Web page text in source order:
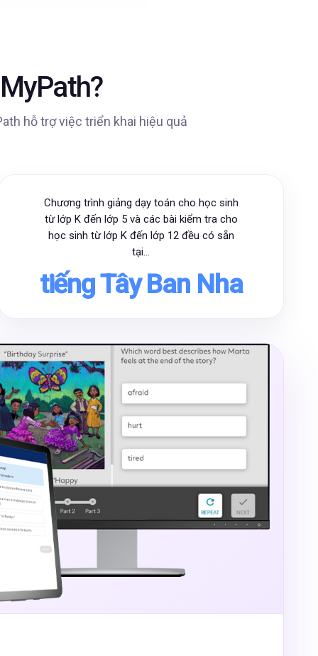
hỗ trợ việc triển khai hiệu quả
Chương trình giảng dạy toán cho học sinh
từ lớp K đến lớp 5 và các bài kiểm tra cho
học sinh từ lớp K đến lớp 12 đều có sẵn
tại...
tiếng Tây Ban Nha